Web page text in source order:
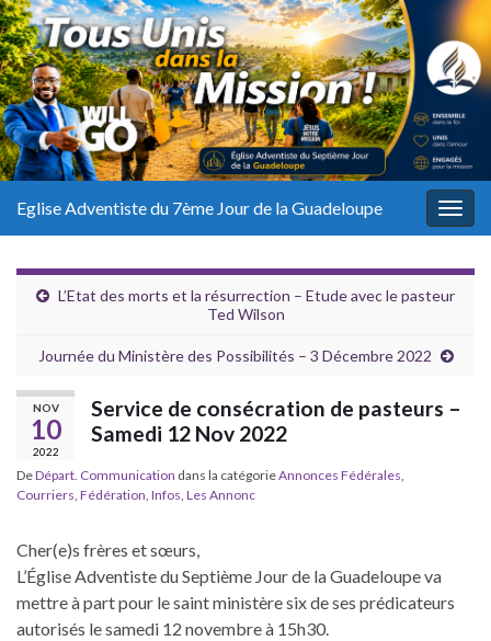
Eglise Adventiste du 7ème Jour de la Guadeloupe
L’Etat des morts et la résurrection – Etude avec le pasteur
Ted Wilson
Journée du Ministère des Possibilités – 3 Décembre 2022
NOV
10
2022
Service de consécration de pasteurs –
Samedi 12 Nov 2022
DeDépart. Communication dans la catégorieAnnonces Fédérales
Courriers Fédération Infos Les Annonc
Cher(e)s frères et sœurs,
L’Église Adventiste du Septième Jour de la Guadeloupe va
mettre à part pour le saint ministère six de ses prédicateurs
autorisés le samedi 12 novembre à 15h30.